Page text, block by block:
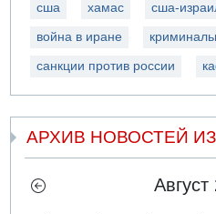
сша хамас сша-
война в иране
санкции против россии
АРХИВ НОВОСТЕЙ
Август